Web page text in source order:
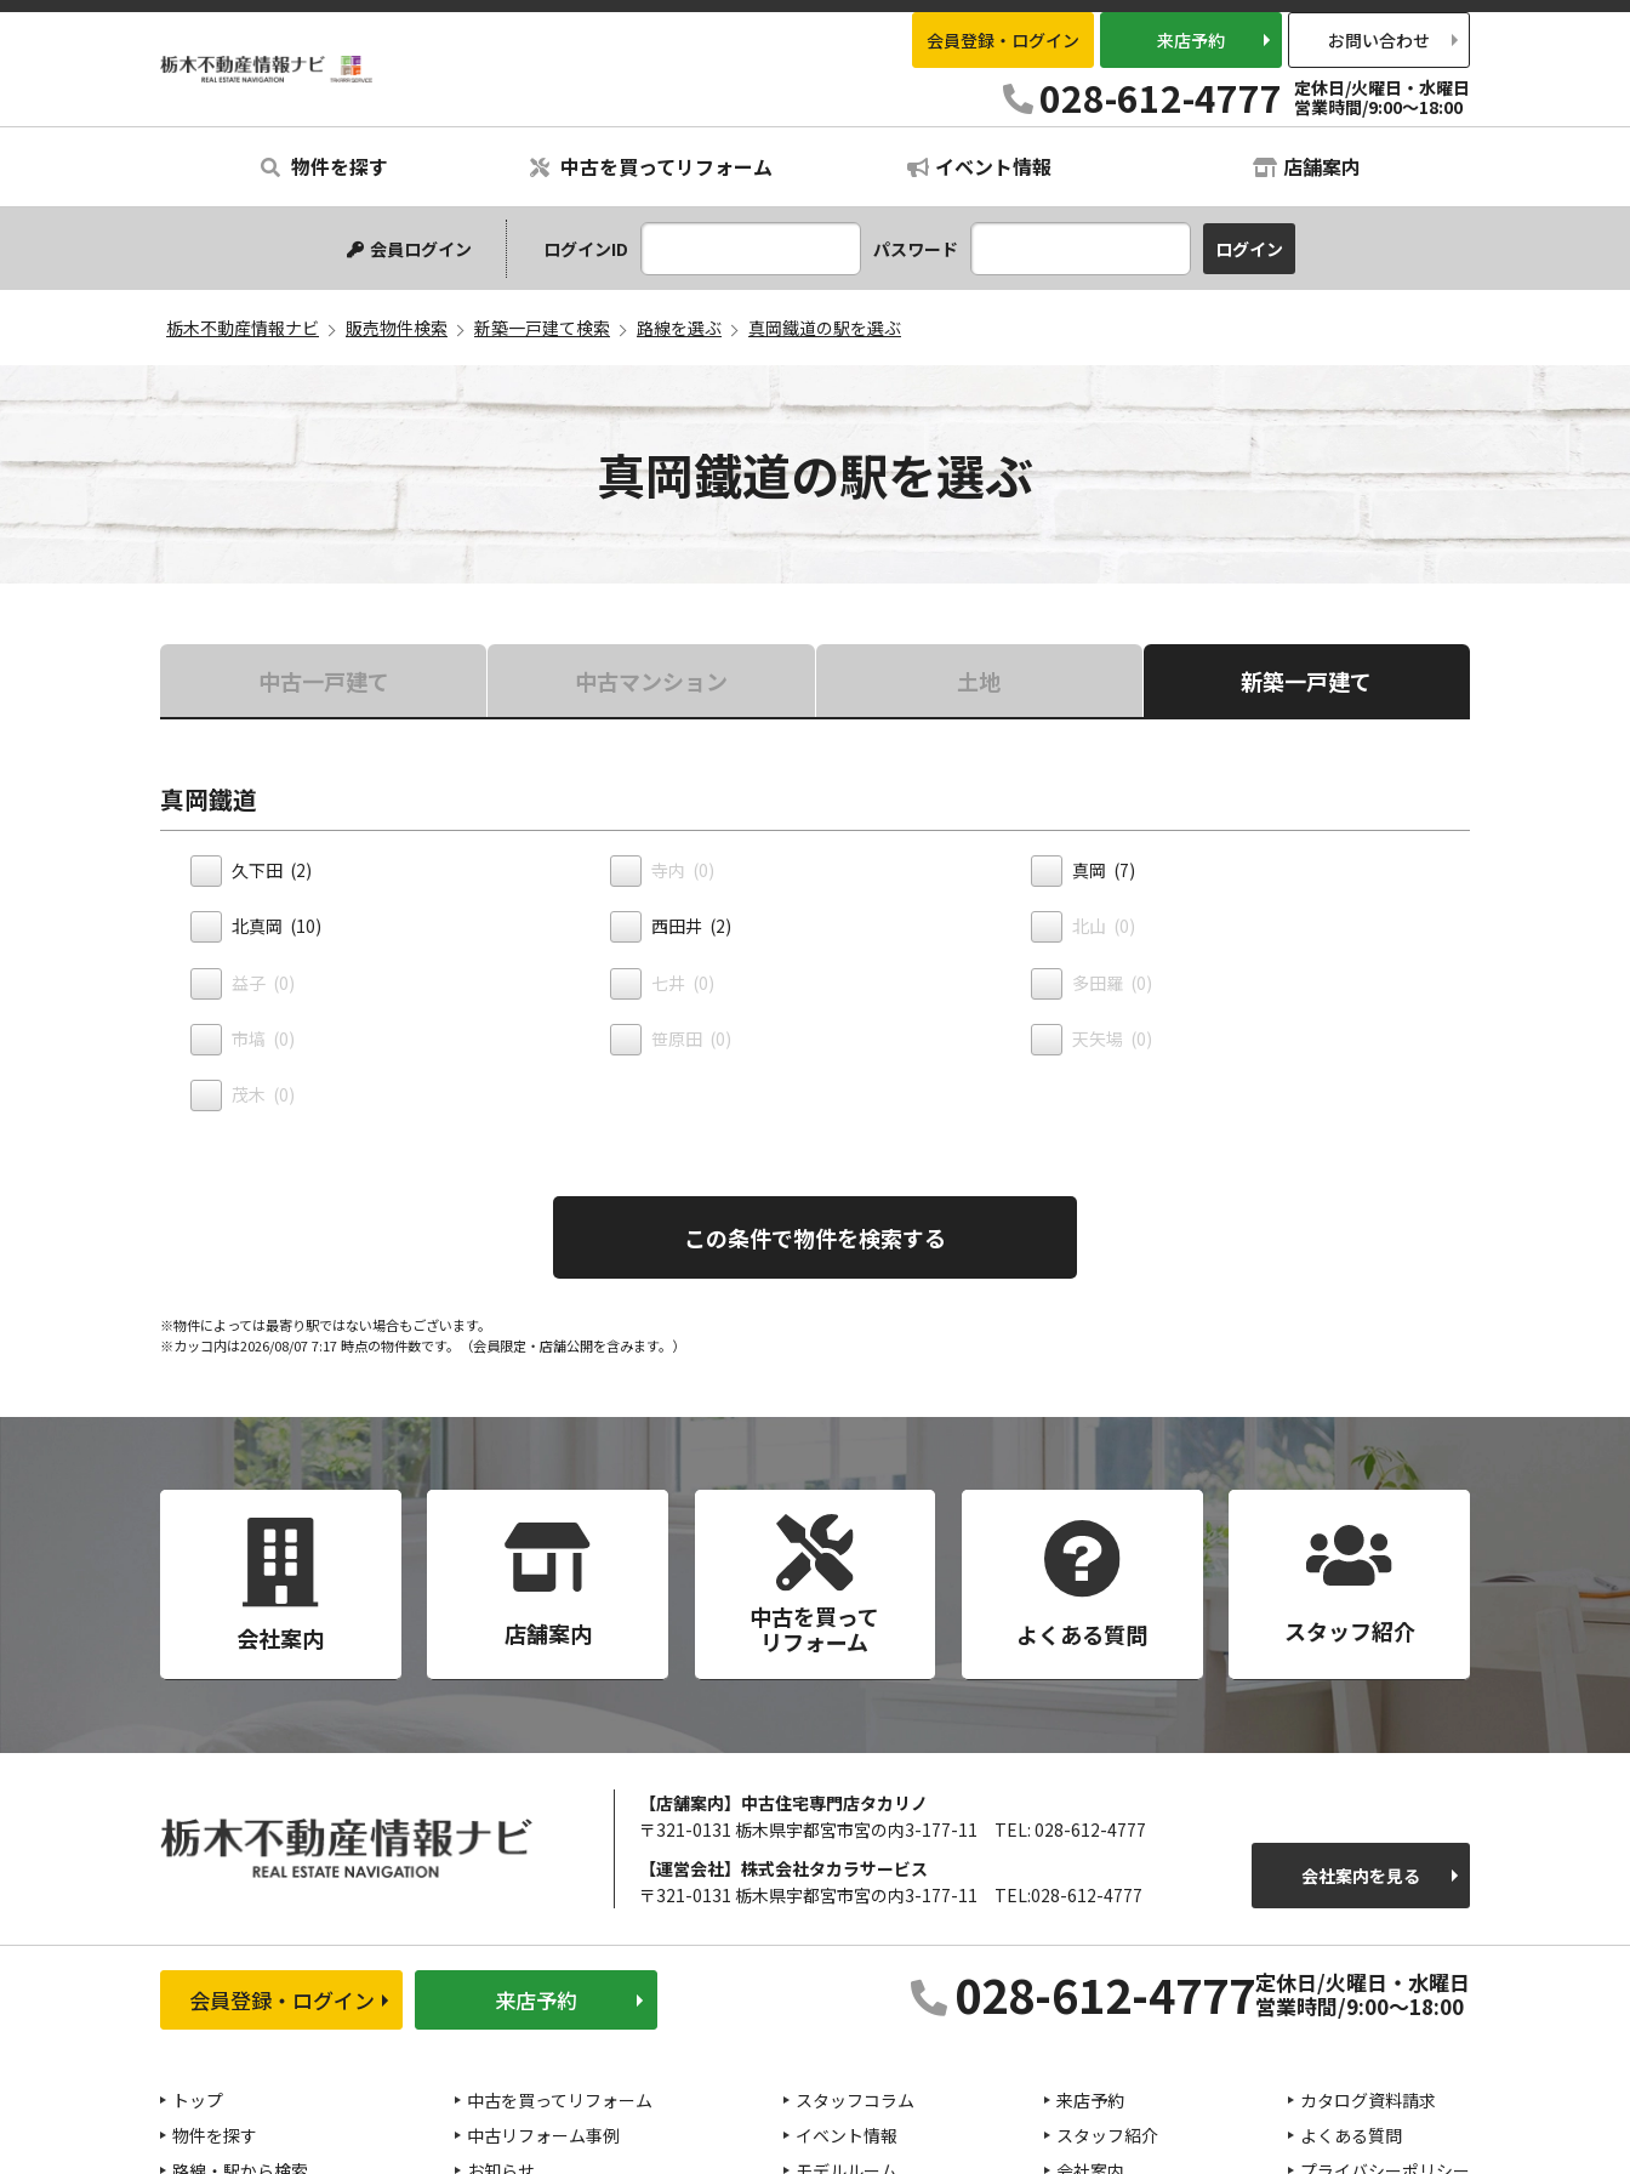
会員登録・ログイン 来店予約 お問い合わせ
028-612-4777 定休日/火曜日・水曜日
営業時間/9:00～18:00
物件を探す
中古一戸建て
中古マンション
土地
新築一戸建て
中古を買ってリフォーム イベント情報 店舗案内
会員ログイン ログインID パスワード
栃木不動産情報ナビ 販売物件検索 新築一戸建て検索 路線を選ぶ 真岡鐵道の駅を選ぶ
真岡鐵道の駅を選ぶ
中古一戸建て 中古マンション 土地 新築一戸建て
真岡鐵道
久下田 (2) 寺内 (0) 真岡 (7)
北真岡 (10) 西田井 (2) 北山 (0)
益子 (0) 七井 (0) 多田羅 (0)
市塙 (0) 笹原田 (0) 天矢場 (0)
茂木 (0)
※物件によっては最寄り駅ではない場合もございます。
※カッコ内は2026/08/07 7:17 時点の物件数です。（会員限定・店舗公開を含みます。）
会社案内 店舗案内
中古を買って
リフォーム
よくある質問 スタッフ紹介
【店舗案内】中古住宅専門店タカリノ
〒321-0131 栃木県宇都宮市宮の内3-177-11 TEL: 028-612-4777
【運営会社】株式会社タカラサービス
〒321-0131 栃木県宇都宮市宮の内3-177-11 TEL:028-612-4777
会社案内を見る
会員登録・ログイン 来店予約 028-612-4777定休日/火曜日・水曜日
営業時間/9:00～18:00
トップ
物件を探す
中古を買ってリフォーム
中古リフォーム事例
スタッフコラム
イベント情報
来店予約
スタッフ紹介
カタログ資料請求
よくある質問